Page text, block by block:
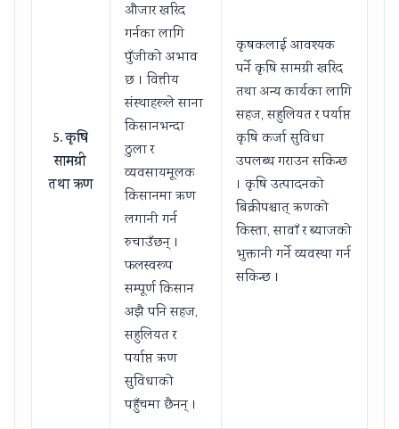
5. कृषि
सामग्री
तथा ऋण
औजार खरिद
गर्नका लागि
पुँजीको अभाव
छ । वित्तीय
संस्थाहरूले साना
किसानभन्दा
ठुला र
व्यवसायमूलक
किसानमा ऋण
लगानी गर्न
रुचाउँछन् ।
फलस्वरूप
सम्पूर्ण किसान
अझै पनि सहज,
सहुलियत र
पर्याप्त ऋण
सुविधाको
पहुँचमा छैनन् ।
कृषकलाई आवश्यक
पर्ने कृषि सामग्री खरिद
तथा अन्य कार्यका लागि
सहज, सहुलियत र पर्याप्त
कृषि कर्जा सुविधा
उपलब्ध गराउन सकिन्छ
। कृषि उत्पादनको
बिक्रीपश्चात् ऋणको
किस्ता, सावाँ र ब्याजको
भुक्तानी गर्ने व्यवस्था गर्न
सकिन्छ ।